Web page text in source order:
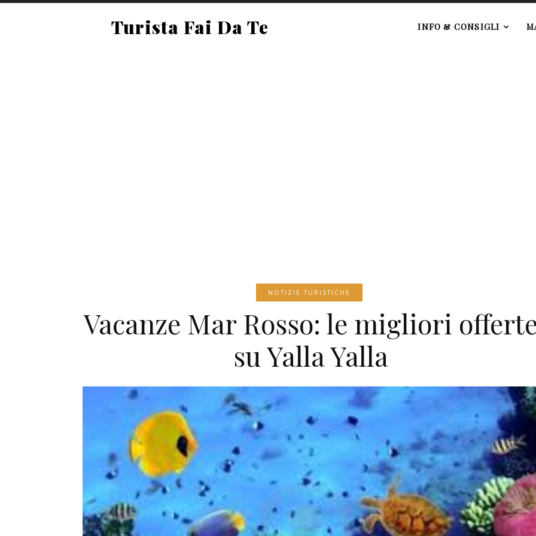
Turista Fai Da Te INFO & CONSIGLI
NOTIZIE TURISTICHE
Vacanze Mar Rosso: le migliori
su Yalla Yalla